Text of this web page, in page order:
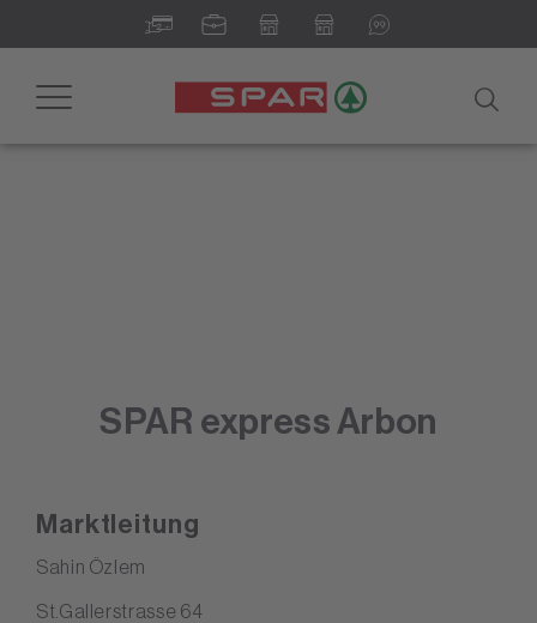
Toggle
SPAR express Arbon
Marktleitung
Sahin Özlem
St.Gallerstrasse 64